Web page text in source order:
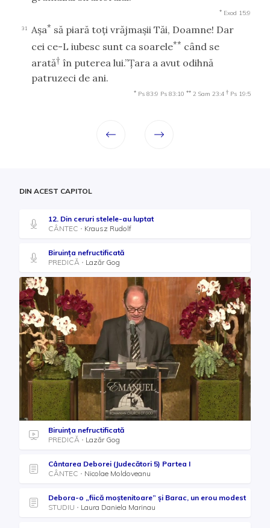
* Exod 15:9
31 Aşa* să piară toţi vrăjmaşii Tăi, Doamne! Dar
cei ce-L iubesc sunt ca soarele** când se
arată† în puterea lui.”Ţara a avut odihnă
patruzeci de ani.
* Ps 83:9 Ps 83:10 ** 2 Sam 23:4 † Ps 19:5
DIN ACEST CAPITOL
12. Din ceruri stelele-au luptat
CÂNTEC
Krausz Rudolf
Biruința nefructificată
PREDICĂ
Lazăr Gog
Biruința nefructificată
PREDICĂ
Lazăr Gog
Cântarea Deborei (Judecători 5) Partea I
CÂNTEC
Nicolae Moldoveanu
Debora-o „fiică moștenitoare” și Barac, un erou modest
STUDIU
Laura Daniela Marinau